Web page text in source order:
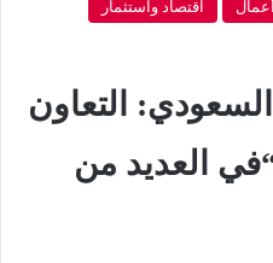
اقتصاد واستثمار
التعاون
العديد من